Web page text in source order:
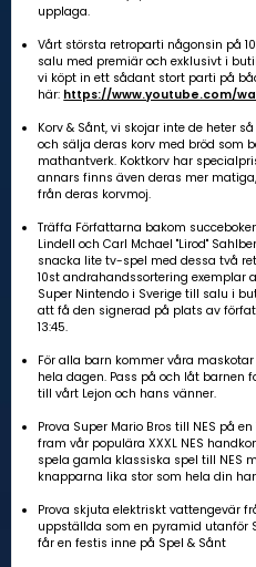
upplaga.
Vårt största retroparti någonsin på
salu med premiär och exklusivt i
vi köpt in ett sådant stort parti på
här: https://www.youtube.com/
Korv & Sånt, vi skojar inte de heter
och sälja deras korv med bröd som
mathantverk. Koktkorv har
annars finns även deras mer
från deras korvmoj.
Träffa Författarna bakom
Lindell och Carl Mchael "Lirod"
snacka lite tv-spel med dessa två
10st andrahandssortering exemplar
Super Nintendo i Sverige till salu i
att få den signerad på plats av
13:45.
För alla barn kommer våra
hela dagen. Pass på och låt barnen
till vårt Lejon och hans vänner.
Prova Super Mario Bros till NES på
fram vår populära XXXL NES
spela gamla klassiska spel till NES
knapparna lika stor som hela din
Prova skjuta elektriskt vattengevär
uppställda som en pyramid utanför
får en festis inne på Spel & Sånt